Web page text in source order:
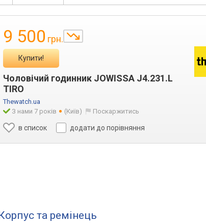
9 500 грн.
Купити!
Чоловічий годинник JOWISSA J4.231.L
TIRO
Thewatch.ua
З нами 7 років
(Київ) Поскаржитись
в список додати до порівняння
та ремінець